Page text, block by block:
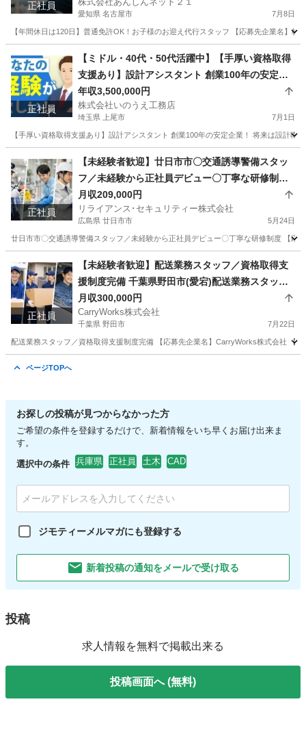
正社員
愛知県 名古屋市 7月8日
【年間休日は120日】普通免許OK！お子様のお迎え代行スタッフ 【応募先企業名】
ドライバー 未経験
正社員
【ミドル・40代・50代活躍中】【手厚い資格取得
支援あり】設計アシスタント 創業100年の安定企
業！ 将来は設計職へ！ 埼玉県上尾市(北上尾)作業
員
年収3,500,000円
株式会社いのうえ工務店
埼玉県 上尾市 7月1日
【手厚い資格取得支援あり】設計アシスタント 創業100年の安定企業！ 将来は設計
工場 デザイナー
正社員
【未経験者歓迎】廿日市市〇交通誘導警備スタッ
フ／未経験から正社員デビュー〇丁寧な研修制度
広島県廿日市市廿日市市〇交通誘導警備スタッフ
／未経験から正社員デビュー〇丁寧な研修制度
月収209,000円
リライアンス･セキュリティー株式会社
広島県 廿日市市 5月24日
廿日市市〇交通誘導警備スタッフ／未経験から正社員デビュー〇丁寧な研修制度 【
警備員 未経験
正社員
【未経験者歓迎】配送業務スタッフ／資格取得支
援制度完備 千葉県野田市(愛宕)配送業務スタッフ
／資格取得支援制度完備
月収300,000円
CarryWorks株式会社
千葉県 野田市 7月22日
配送業務スタッフ／資格取得支援制度完備 【応募先企業名】CarryWorks株式会社 【
ページTOPへ
お探しの投稿が見つからなかった方
ご希望の条件を登録するだけで、新着情報をいち早くお届け出来ま
す。
選択中の条件 兵庫県 正社員 土木 CAD
ジモティーメルマガにも登録する
新着投稿の通知をメールで受け取る
投稿
求人情報を無料で掲載出来る
投稿画面へ (無料)